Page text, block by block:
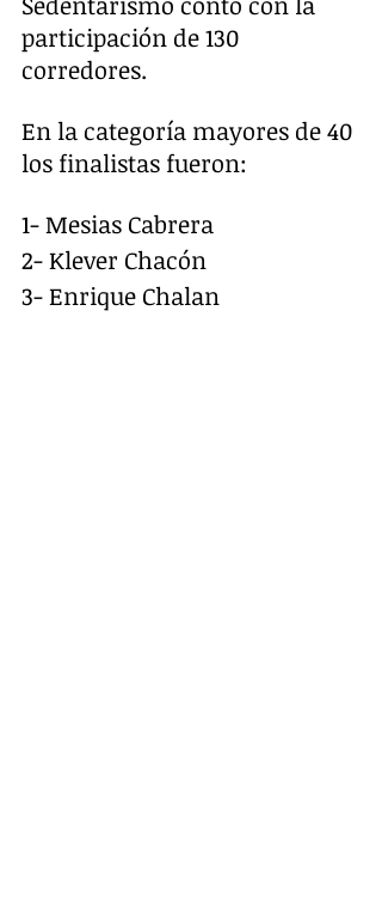
participación de 130
corredores.
En la categoría mayores de 40
los finalistas fueron:
1- Mesias Cabrera
2- Klever Chacón
3- Enrique Chalan